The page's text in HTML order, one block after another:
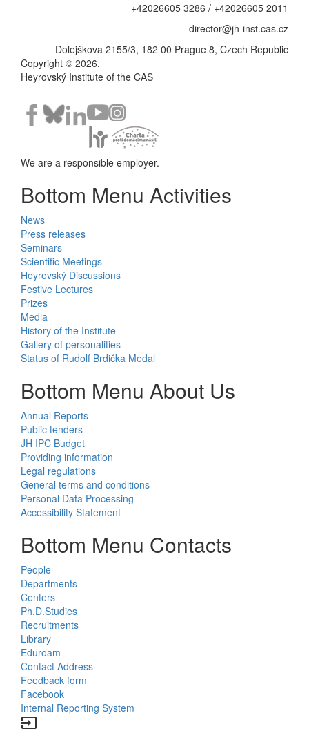
+42026605 3286 / +42026605 2011
director@jh-inst.cas.cz
Dolejškova 2155/3, 182 00 Prague 8, Czech Republic
Copyright © 2026,
Heyrovský Institute of the CAS
We are a responsible employer.
Bottom Menu Activities
News
Press releases
Seminars
Scientific Meetings
Heyrovský Discussions
Festive Lectures
Prizes
Media
History of the Institute
Gallery of personalities
Status of Rudolf Brdička Medal
Bottom Menu About Us
Annual Reports
Public tenders
JH IPC Budget
Providing information
Legal regulations
General terms and conditions
Personal Data Processing
Accessibility Statement
Bottom Menu Contacts
People
Departments
Centers
Ph.D.Studies
Recruitments
Library
Eduroam
Contact Address
Feedback form
Facebook
Internal Reporting System
input